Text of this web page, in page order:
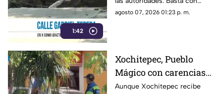
1:42
recorrer la calle Gabriel Tepepa
agosto 07, 2026 01:23 p. m.
Xochitepec, Pueblo
Mágico con carencias
en la zona Centro
Aunque Xochitepec recibe